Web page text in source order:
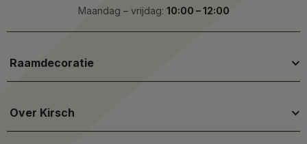
Maandag – vrijdag: 10:00 – 12:00
Raamdecoratie
Over Kirsch